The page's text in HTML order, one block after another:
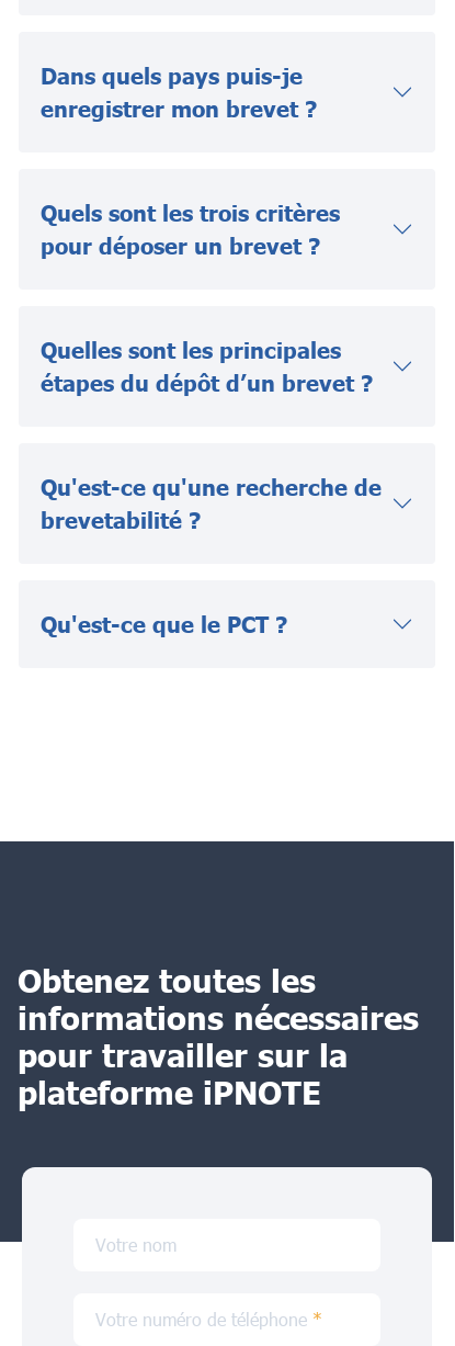
Dans quels pays puis-je
enregistrer mon brevet ?
Quels sont les trois critères
pour déposer un brevet ?
Quelles sont les principales
étapes du dépôt d’un brevet ?
Qu'est-ce qu'une recherche de
brevetabilité ?
Qu'est-ce que le PCT ?
Obtenez toutes les
informations nécessaires
pour travailler sur la
plateforme iPNOTE
Votre nom
Votre numéro de téléphone *